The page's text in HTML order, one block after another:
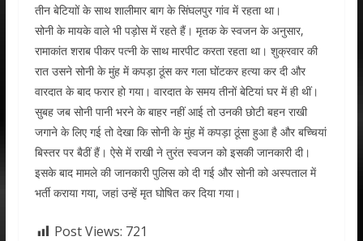
तीन बेटियाों के साथ शालीमार बाग के सिंघलपुर गांव में रहता था।
सोनी के मायके वाले भी पड़ोस में रहते हैं। मृतक के स्वजन के अनुसार,
रामाकांत शराब पीकर पत्नी के साथ मारपीट करता रहता था। शुक्रवार की
रात उसने सोनी के मुंह में कपड़ा ठूंस कर गला घोंटकर हत्या कर दी और
वारदात के बाद फरार हो गया। वारदात के समय तीनों बेटियां घर में ही थीं।
सुबह जब सोनी पानी भरने के बाहर नहीं आई तो उनकी छोटी बहन राखी
जगाने के लिए गई तो देखा कि सोनी के मुंह में कपड़ा ठूंसा हुआ है और बच्चियां
बिस्तर पर बैठीं हैं। ऐसे में राखी ने तुरंत स्वजन को इसकी जानकारी दी।
इसके बाद मामले की जानकारी पुलिस को दी गई और सोनी को अस्पताल में
भर्ती कराया गया, जहां उन्हें मृत घोषित कर दिया गया।
Post Views: 721